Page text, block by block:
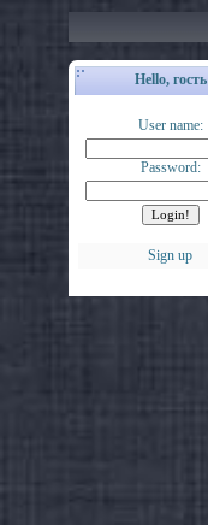
Hello, гость
User name:
Password:
Sign up